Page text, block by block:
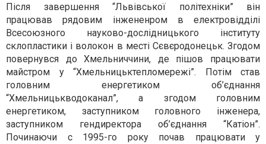
Після завершення “Львівської політехніки” він
працював рядовим інжененром в електровідділі
Всесоюзного науково-дослідницького інституту
склопластики і волокон в месті Сєвєродонецьк. Згодом
повернувся до Хмельниччини, де пішов працювати
майстром у “Хмельницьктепломережі”. Потім став
головним енергетиком об’єднання
“Хмельницькводоканал”, а згодом головним
енергетиком, заступником головного інженера,
заступником гендиректора об’єднання “Катіон”.
Починаючи с 1995-го року почав працювати у